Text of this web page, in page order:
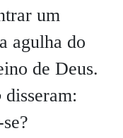
um
agulha do
de Deus.
disseram: